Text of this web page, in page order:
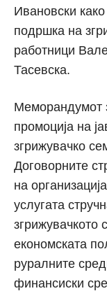
Ивановски
подршка на
работници
Тасевска.
Меморандумот
промоција на
згрижувачко
Договорните
на
услугата
згрижувачкото
економската
руралните
финансиски